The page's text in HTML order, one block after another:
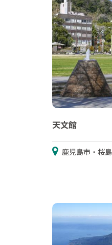
天文館
鹿児島市・桜島